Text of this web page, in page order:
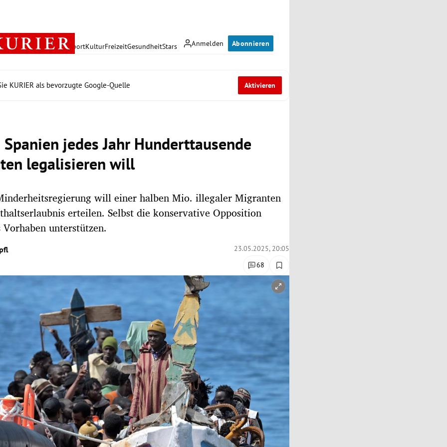
Anmelden Abonnieren
PolitikWirtschaft SportKulturFreizeitGesundheitStars
KURIER als bevorzugte Google-Quelle Aktivieren
Spanien jedes Jahr Hunderttausende
legalisieren will
will einer halben Mio. illegaler Migranten
erteilen. Selbst die konservative Opposition
unterstützen.
23.05.2025, 20:05
68
öffnen/schließen